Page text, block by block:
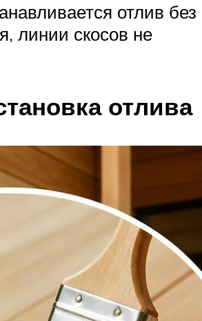
отлив без
линии скосов не
отлива